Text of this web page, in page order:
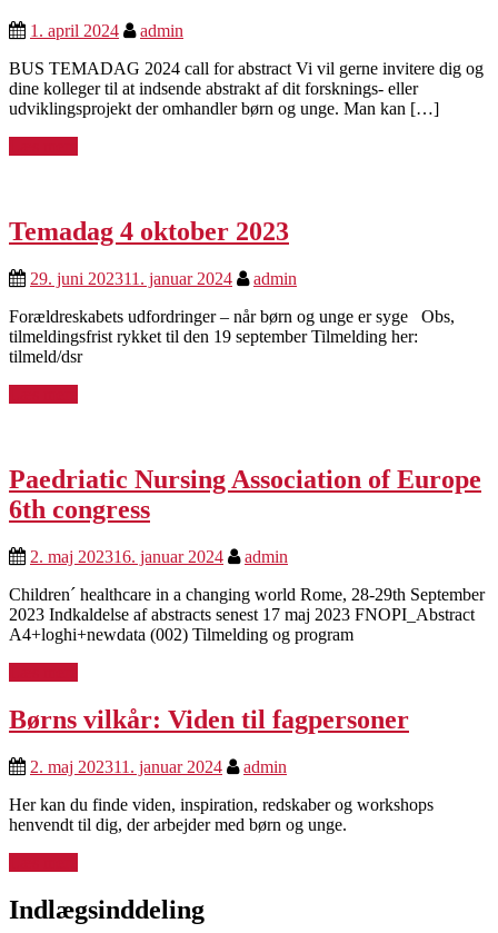
1. april 2024
admin
BUS TEMADAG 2024 call for abstract Vi vil gerne invitere dig og
dine kolleger til at indsende abstrakt af dit forsknings- eller
udviklingsprojekt der omhandler børn og unge. Man kan […]
Temadag 4 oktober 2023
29. juni 202311. januar 2024
admin
Forældreskabets udfordringer – når børn og unge er syge Obs,
tilmeldingsfrist rykket til den 19 september Tilmelding her:
tilmeld/dsr
Paedriatic Nursing Association of Europe
6th congress
2. maj 202316. januar 2024
admin
Children´ healthcare in a changing world Rome, 28-29th September
2023 Indkaldelse af abstracts senest 17 maj 2023 FNOPI_Abstract
A4+loghi+newdata (002) Tilmelding og program
Børns vilkår: Viden til fagpersoner
2. maj 202311. januar 2024
admin
Her kan du finde viden, inspiration, redskaber og workshops
henvendt til dig, der arbejder med børn og unge.
Indlægsinddeling